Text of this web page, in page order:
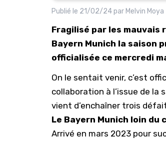
Publié le 21/02/24par Melvin Moya
Fragilisé par les mauvais
Bayern Munich la saison
officialisée ce mercredi
On le sentait venir, c’est
collaboration à l’issue de la
vient d’enchaîner trois
Le Bayern Munich loin
Arrivé en mars 2023 pour